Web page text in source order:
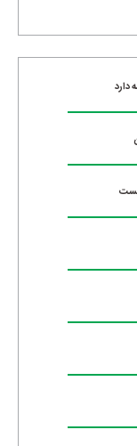
دارد